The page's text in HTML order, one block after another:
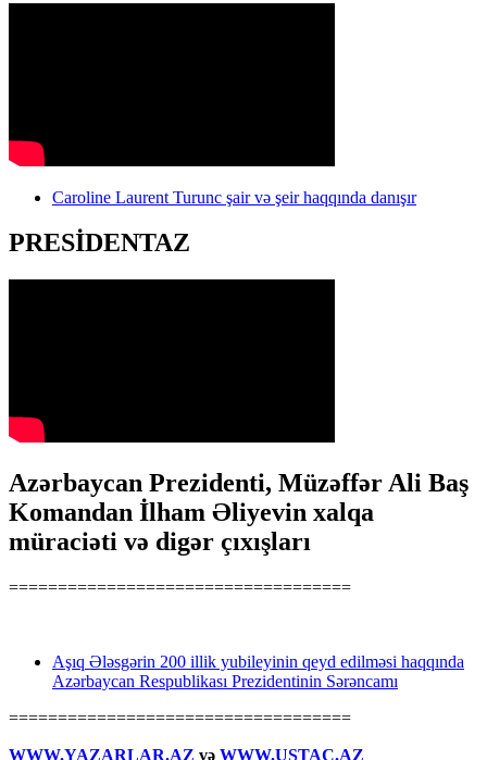
Caroline Laurent Turunc şair və şeir haqqında danışır
PRESİDENTAZ
Azərbaycan Prezidenti, Müzəffər Ali Baş
Komandan İlham Əliyevin xalqa
müraciəti və digər çıxışları
===================================
Aşıq Ələsgərin 200 illik yubileyinin qeyd edilməsi haqqında
Azərbaycan Respublikası Prezidentinin Sərəncamı
===================================
WWW.YAZARLAR.AZ və WWW.USTAC.AZ